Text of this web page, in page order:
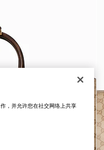
，并允许您在社交网络上共享